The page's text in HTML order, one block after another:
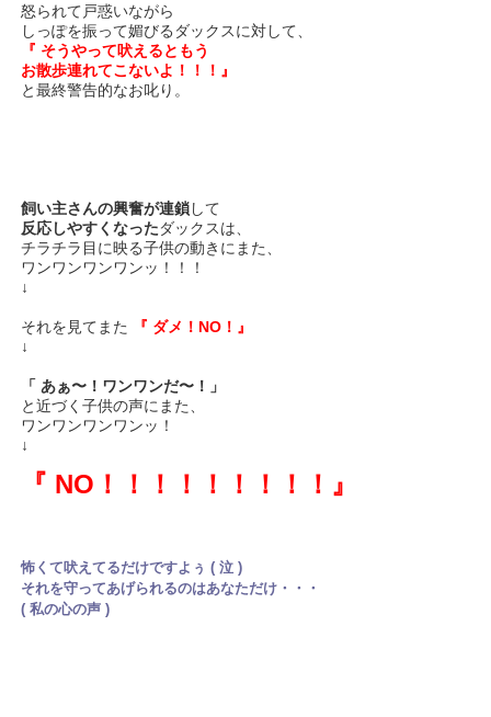
怒られて戸惑いながら
しっぽを振って媚びるダックスに対して、
『 そうやって吠えるともう
お散歩連れてこないよ！！！』
と最終警告的なお叱り。
飼い主さんの興奮が連鎖して
反応しやすくなったダックスは、
チラチラ目に映る子供の動きにまた、
ワンワンワンワンッ！！！
↓
それを見てまた
『 ダメ！NO！』
↓
「 あぁ〜！ワンワンだ〜！」
と近づく子供の声にまた、
ワンワンワンワンッ！
↓
『 NO！！！！！！！！！』
怖くて吠えてるだけですよぅ ( 泣 )
それを守ってあげられるのはあなただけ・・・
( 私の心の声 )